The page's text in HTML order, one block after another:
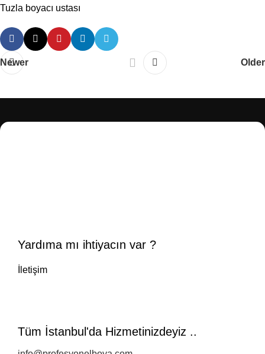
Tuzla boyacı ustası
Newer Older
Yardıma mı ihtiyacın var ?
İletişim
Tüm İstanbul'da Hizmetinizdeyiz ..